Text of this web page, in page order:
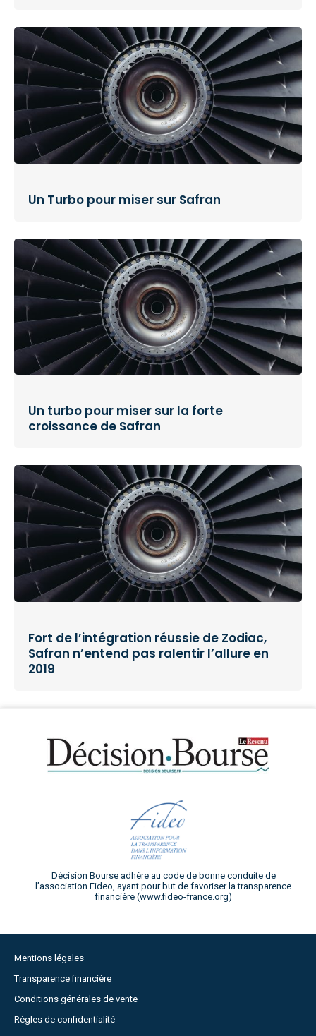
Un Turbo pour miser sur Safran
Un turbo pour miser sur la forte
croissance de Safran
Fort de l’intégration réussie de Zodiac,
Safran n’entend pas ralentir l’allure en
2019
Décision Bourse adhère au code de bonne conduite de
l’association Fideo, ayant pour but de favoriser la transparence
financière (www.fideo-france.org)
Mentions légales
Transparence financière
Conditions générales de vente
Règles de confidentialité